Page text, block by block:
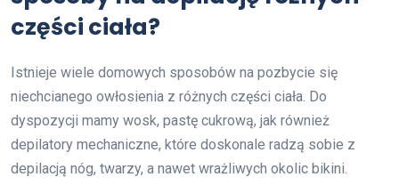
części ciała?
Istnieje wiele domowych sposobów na pozbycie się
niechcianego owłosienia z różnych części ciała. Do
dyspozycji mamy wosk, pastę cukrową, jak również
depilatory mechaniczne, które doskonale radzą sobie z
depilacją nóg, twarzy, a nawet wrażliwych okolic bikini.